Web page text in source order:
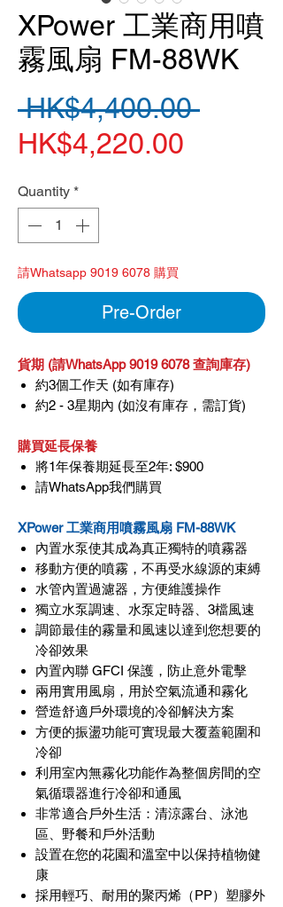
XPower 工業商用噴
霧風扇 FM-88WK
HK$4,400.00 Regular
HK$4,220.00
Quantity *
請Whatsapp 9019 6078 購買
Pre-Order
貨期 (請WhatsApp 9019 6078 查詢庫存)
約3個工作天 (如有庫存)
約2 - 3星期內 (如沒有庫存，需訂貨)
購買延長保養
將1年保養期延長至2年: $900
請WhatsApp我們購買
XPower 工業商用噴霧風扇 FM-88WK
內置水泵使其成為真正獨特的噴霧器
移動方便的噴霧，不再受水線源的束縛
水管內置過濾器，方便維護操作
獨立水泵調速、水泵定時器、3檔風速
調節最佳的霧量和風速以達到您想要的
冷卻效果
內置內聯 GFCI 保護，防止意外電擊
兩用實用風扇，用於空氣流通和霧化
營造舒適戶外環境的冷卻解決方案
方便的振盪功能可實現最大覆蓋範圍和
冷卻
利用室內無霧化功能作為整個房間的空
氣循環器進行冷卻和通風
非常適合戶外生活：清涼露台、泳池
區、野餐和戶外活動
設置在您的花園和溫室中以保持植物健
康
採用輕巧、耐用的聚丙烯（PP）塑膠外